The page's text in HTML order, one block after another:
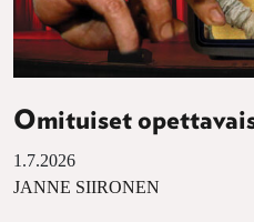
Omituiset
1.7.2026
JANNE SIIRONEN